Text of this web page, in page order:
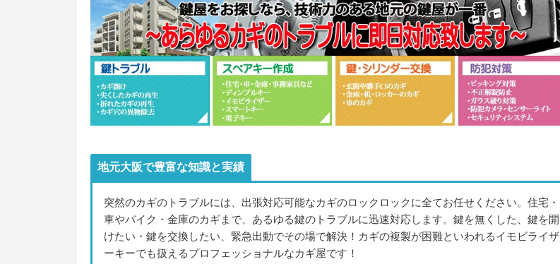
地元大阪で豊富な知識と実績
突然のカギのトラブルには、出張対応可能なカギのロックロックに全てお任せください。住宅・
車やバイク・金庫のカギまで、あるゆる鍵のトラブルに迅速対応します。鍵を無くした、鍵を開
けたい・鍵を交換したい、緊急出動でその場で解決！カギの複製が困難といわれるイモビライザ
ーキーでも扱えるプロフェッショナルなカギ屋です！